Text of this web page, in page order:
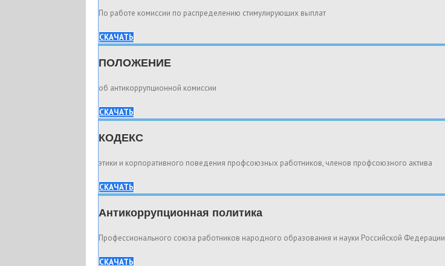
По работе комиссии по распределению стимулирующих выплат
СКАЧАТЬ
ПОЛОЖЕНИЕ
об антикоррупционной комиссии
СКАЧАТЬ
КОДЕКС
этики и корпоративного поведения профсоюзных работников, членов профсоюзного актива
СКАЧАТЬ
Антикоррупционная политика
Профессионального союза работников народного образования и науки Российской Федерации
СКАЧАТЬ